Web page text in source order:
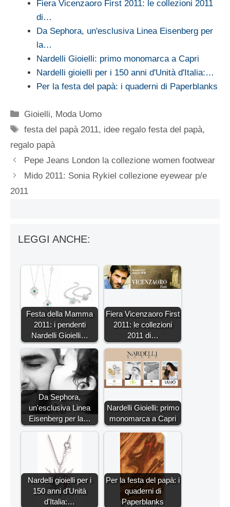
Fiera Vicenzaoro First 2011: le collezioni 2011
di…
Da Sephora, un'esclusiva Linea Eisenberg per
la…
Nardelli Gioielli: primo monomarca a Capri
Nardelli gioielli per i 150 anni d'Unità d'Italia:…
Per la festa del papà: i quaderni di Paperblanks
Categorie
Gioielli, Moda Uomo
Tag
festa del papà 2011, idee regalo festa del papà,
regalo papà
Pepe Jeans London la collezione women footwear
Mido 2011: Sonia Rykiel collezione eyewear p/e
2011
LEGGI ANCHE:
Festa della Mamma
2011: i pendenti
Nardelli Gioielli…
Fiera Vicenzaoro First
2011: le collezioni
2011 di…
Da Sephora,
un'esclusiva Linea
Eisenberg per la…
Nardelli Gioielli: primo
monomarca a Capri
Nardelli gioielli per i
150 anni d'Unità
d'Italia:…
Per la festa del papà: i
quaderni di
Paperblanks